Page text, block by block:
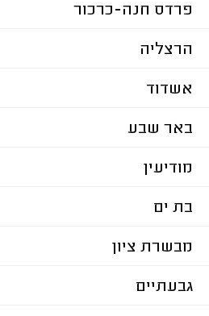
פרדס חנה-כרכור
הרצליה
אשדוד
באר שבע
מודיעין
בת ים
מבשרת ציון
גבעתיים